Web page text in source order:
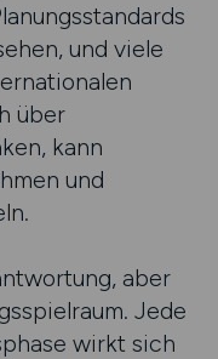
und viele
über
kann
und
aber
Jede
wirkt sich